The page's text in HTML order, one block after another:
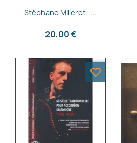
Aperçu rapide
Stéphane Milleret -...
20,00 €
favorite_border